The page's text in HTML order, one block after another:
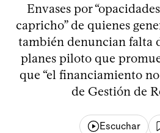
Envases por
capricho” de quienes
también denuncian falta
planes piloto que
que “el financiamiento
de Gestión de
Escuchar